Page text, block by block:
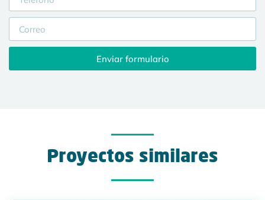
Enviar formulario
Proyectos similares